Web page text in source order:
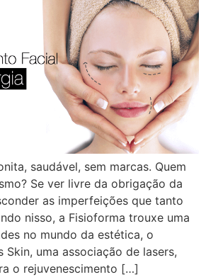
saudável, sem marcas. Quem
Se ver livre da obrigação da
as imperfeições que tanto
nisso, a Fisioforma trouxe uma
no mundo da estética, o
Skin, uma associação de lasers,
o rejuvenescimento […]